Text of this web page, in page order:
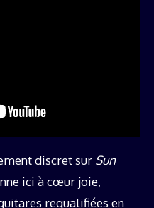
discret sur Sun
ici à cœur joie,
requalifiées en